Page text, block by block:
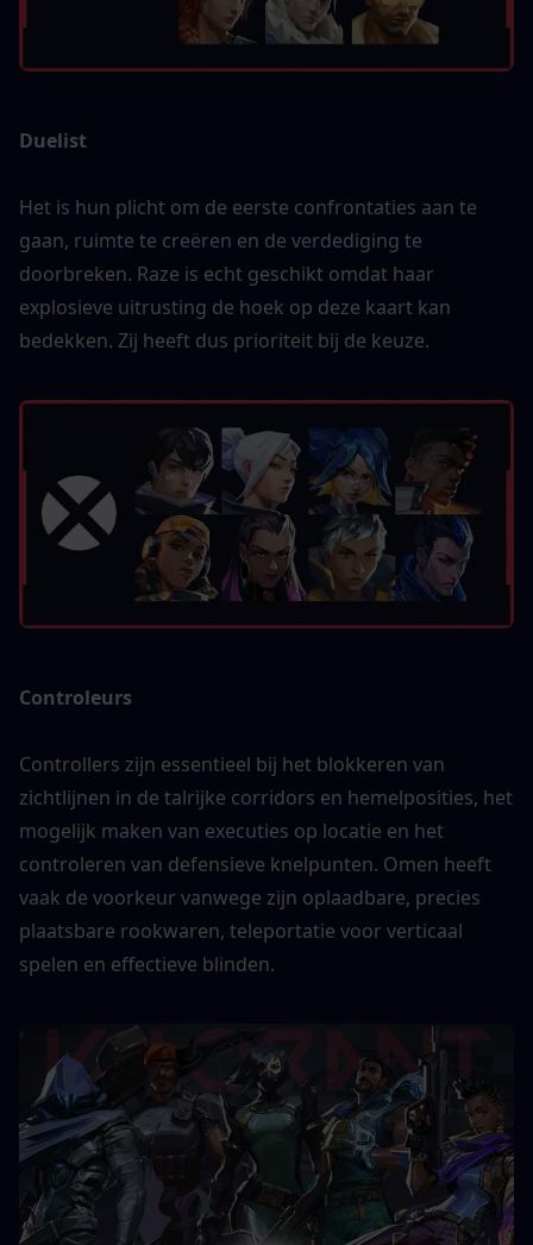
Duelist
Het is hun plicht om de eerste confrontaties aan te
gaan, ruimte te creëren en de verdediging te
doorbreken. Raze is echt geschikt omdat haar
explosieve uitrusting de hoek op deze kaart kan
bedekken. Zij heeft dus prioriteit bij de keuze.
Controleurs
Controllers zijn essentieel bij het blokkeren van
zichtlijnen in de talrijke corridors en hemelposities, het
mogelijk maken van executies op locatie en het
controleren van defensieve knelpunten. Omen heeft
vaak de voorkeur vanwege zijn oplaadbare, precies
plaatsbare rookwaren, teleportatie voor verticaal
spelen en effectieve blinden.